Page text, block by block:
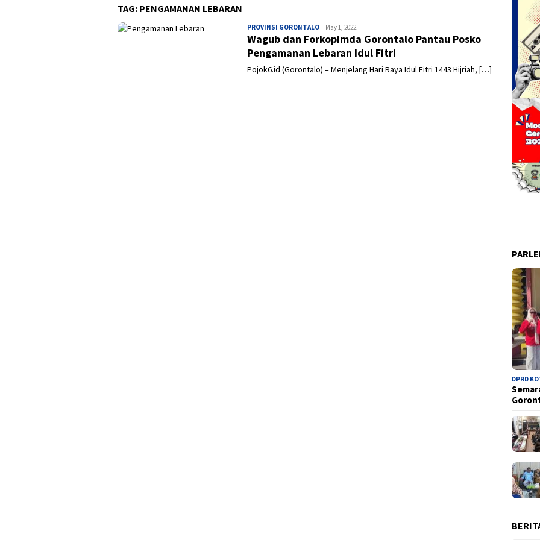
TAG: PENGAMANAN LEBARAN
PROVINSI GORONTALO Admin
May 1, 2022
Wagub dan Forkopimda Gorontalo Pantau Posko
Pengamanan Lebaran Idul Fitri
Pojok6.id (Gorontalo) – Menjelang Hari Raya Idul Fitri 1443 Hijriah, […]
DPRD